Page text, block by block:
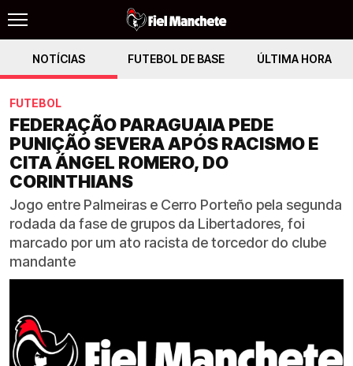
NOTÍCIAS FUTEBOL DE BASE ÚLTIMA HORA
FUTEBOL
FEDERAÇÃO PARAGUAIA PEDE
PUNIÇÃO SEVERA APÓS RACISMO E
CITA ÁNGEL ROMERO, DO
CORINTHIANS
Jogo entre Palmeiras e Cerro Porteño pela segunda
rodada da fase de grupos da Libertadores, foi
marcado por um ato racista de torcedor do clube
mandante